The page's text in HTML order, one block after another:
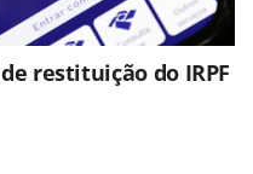
restituição do IRPF